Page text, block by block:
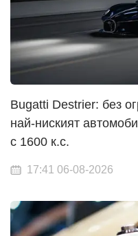
Bugatti Destrier: без
най-ниският
с 1600 к.с.
17:41 06-08-2026